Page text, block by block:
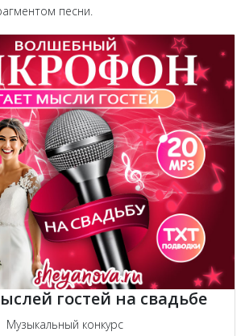
песни.
гостей на свадьбе
Музыкальный конкурс